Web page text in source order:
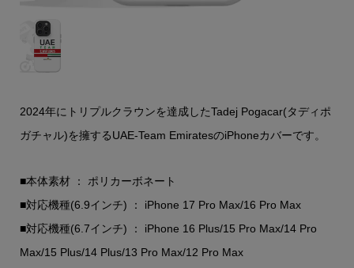
2024年にトリプルクラウンを達成したTadej Pogacar(タディポ
ガチャル)を擁するUAE-Team EmiratesのiPhoneカバーです。
■本体素材 ： ポリカーボネート
■対応機種(6.9インチ) ： iPhone 17 Pro Max/16 Pro Max
■対応機種(6.7インチ) ： iPhone 16 Plus/15 Pro Max/14 Pro
Max/15 Plus/14 Plus/13 Pro Max/12 Pro Max